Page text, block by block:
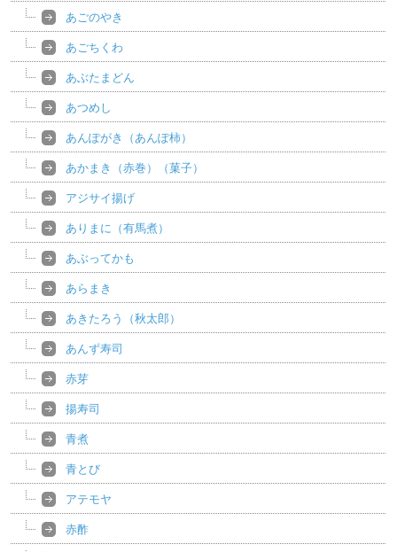
あごのやき
あごちくわ
あぶたまどん
あつめし
あんぽがき（あんぽ柿）
あかまき（赤巻）（菓子）
アジサイ揚げ
ありまに（有馬煮）
あぶってかも
あらまき
あきたろう（秋太郎）
あんず寿司
赤芽
揚寿司
青煮
青とび
アテモヤ
赤酢